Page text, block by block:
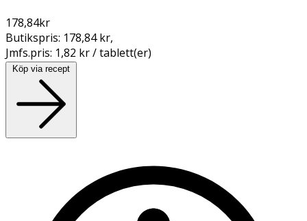
178,84kr
Butikspris: 178,84 kr,
Jmfs.pris: 1,82 kr / tablett(er)
Köp via recept